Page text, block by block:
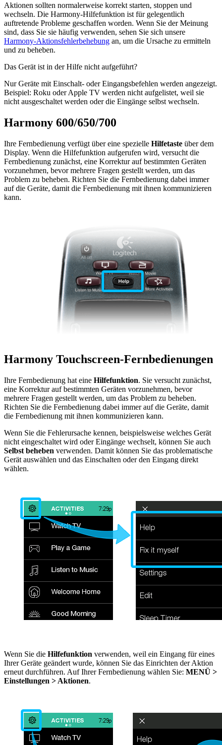
Aktionen sollten normalerweise korrekt starten, stoppen und
wechseln. Die Harmony-Hilfefunktion ist für gelegentlich
auftretende Probleme geschaffen worden. Wenn Sie der Meinung
sind, dass Sie sie häufig verwenden, sehen Sie sich unsere
Harmony-Aktionsfehlerbehebung an, um die Ursache zu ermitteln
und zu beheben.
Das Gerät ist in der Hilfe nicht aufgeführt?
Nur Geräte mit Einschalt- oder Eingangsbefehlen werden angezeigt.
Beispiel: Roku oder Apple TV werden nicht aufgelistet, weil sie
nicht ausgeschaltet werden oder die Eingänge selbst wechseln.
Harmony 600/650/700
Ihre Fernbedienung verfügt über eine spezielle Hilfetaste über dem
Display. Wenn die Hilfefunktion aufgerufen wird, versucht die
Fernbedienung zunächst, eine Korrektur auf bestimmten Geräten
vorzunehmen, bevor mehrere Fragen gestellt werden, um das
Problem zu beheben. Richten Sie die Fernbedienung dabei immer
auf die Geräte, damit die Fernbedienung mit ihnen kommunizieren
kann.
Harmony Touchscreen-Fernbedienungen
Ihre Fernbedienung hat eine Hilfefunktion. Sie versucht zunächst,
eine Korrektur auf bestimmten Geräten vorzunehmen, bevor
mehrere Fragen gestellt werden, um das Problem zu beheben.
Richten Sie die Fernbedienung dabei immer auf die Geräte, damit
die Fernbedienung mit ihnen kommunizieren kann.
Wenn Sie die Fehlerursache kennen, beispielsweise welches Gerät
nicht eingeschaltet wird oder Eingänge wechselt, können Sie auch
Selbst beheben verwenden. Damit können Sie das problematische
Gerät auswählen und das Einschalten oder den Eingang direkt
wählen.
Wenn Sie die Hilfefunktion verwenden, weil ein Eingang für eines
Ihrer Geräte geändert wurde, können Sie das Einrichten der Aktion
erneut durchführen. Auf Ihrer Fernbedienung wählen Sie: MENÜ >
Einstellungen > Aktionen.